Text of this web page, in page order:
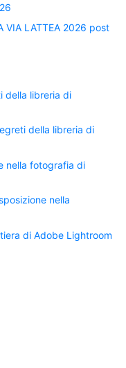
VIA LATTEA 2026 post
della libreria di
della libreria di
nella fotografia di
nella
di Adobe Lightroom